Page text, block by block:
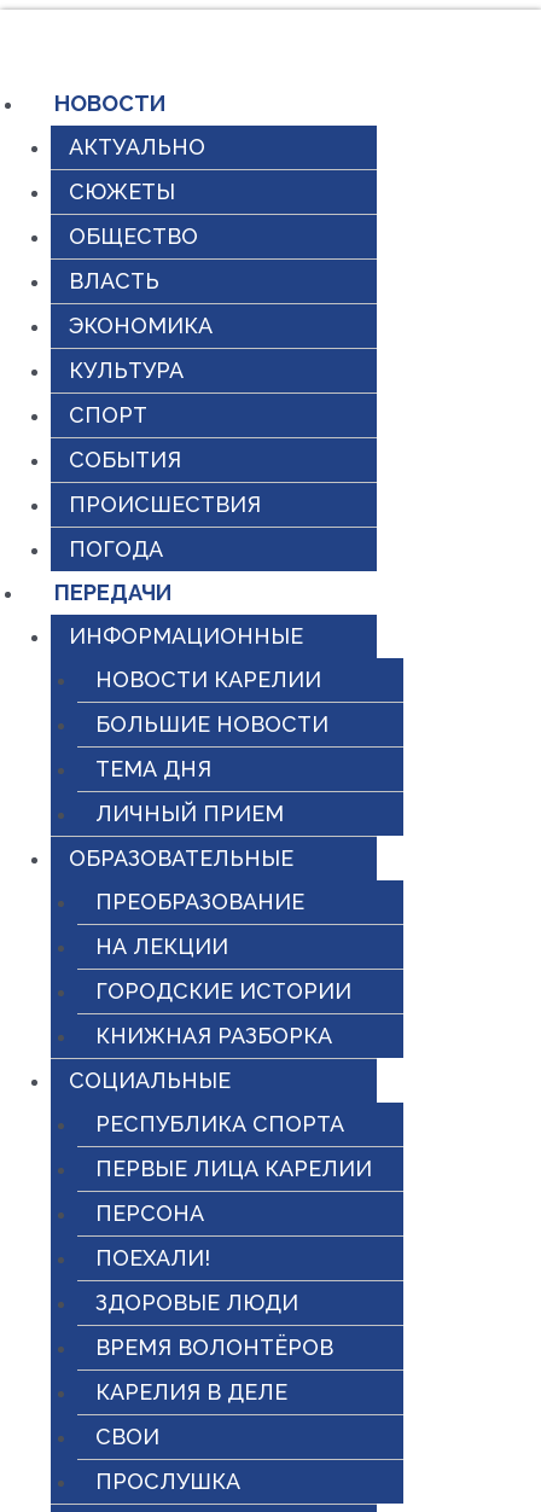
содержимому
НОВОСТИ
АКТУАЛЬНО
СЮЖЕТЫ
ОБЩЕСТВО
ВЛАСТЬ
ЭКОНОМИКА
КУЛЬТУРА
СПОРТ
СОБЫТИЯ
ПРОИСШЕСТВИЯ
ПОГОДА
ПЕРЕДАЧИ
ИНФОРМАЦИОННЫЕ
НОВОСТИ КАРЕЛИИ
БОЛЬШИЕ НОВОСТИ
ТЕМА ДНЯ
ЛИЧНЫЙ ПРИЕМ
ОБРАЗОВАТЕЛЬНЫЕ
ПРЕОБРАЗОВАНИЕ
НА ЛЕКЦИИ
ГОРОДСКИЕ ИСТОРИИ
КНИЖНАЯ РАЗБОРКА
СОЦИАЛЬНЫЕ
РЕСПУБЛИКА СПОРТА
ПЕРВЫЕ ЛИЦА КАРЕЛИИ
ПЕРСОНА
ПОЕХАЛИ!
ЗДОРОВЫЕ ЛЮДИ
ВРЕМЯ ВОЛОНТЁРОВ
КАРЕЛИЯ В ДЕЛЕ
СВОИ
ПРОСЛУШКА